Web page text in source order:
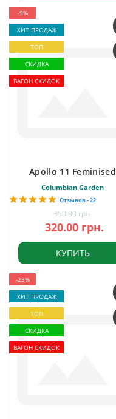
-9%
ХИТ ПРОДАЖ
ТОП
СКИДКА
ВАГОН СКИДОК
Apollo 11 Feminised
Columbian Garden
Отзывов - 22
350.00 грн.
320.00 грн.
КУПИТЬ
-23%
ХИТ ПРОДАЖ
ТОП
СКИДКА
ВАГОН СКИДОК